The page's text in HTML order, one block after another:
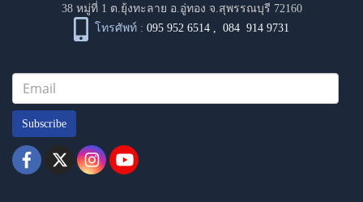
38 หมู่ที่ 1 ต.ยุ้งทะลาย อ.อู่ทอง จ.สุพรรณบุรี 72160
โทรศัพท์ : 095 952 6514 ,084 914 9731
Subscribe